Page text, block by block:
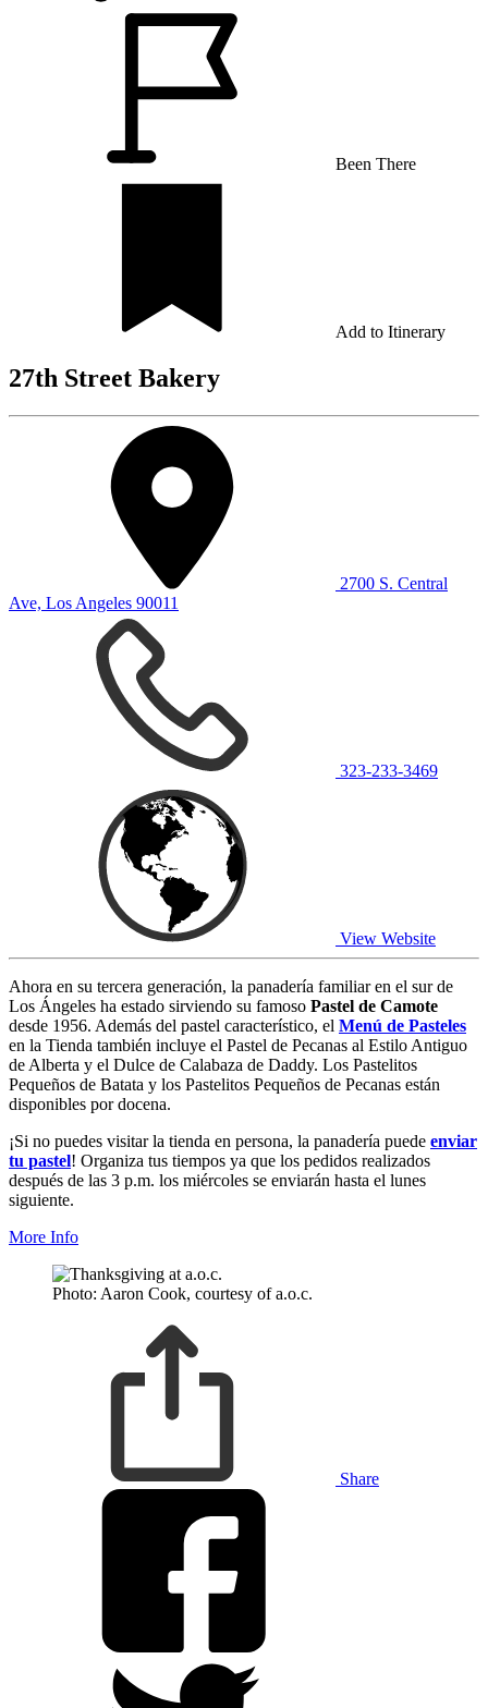
Been There
Add to Itinerary
27th Street Bakery
2700 S. Central
Ave, Los Angeles 90011
323-233-3469
View Website
Ahora en su tercera generación, la panadería familiar en el sur de
Los Ángeles ha estado sirviendo su famoso Pastel de Camote
desde 1956. Además del pastel característico, el Menú de Pasteles
en la Tienda también incluye el Pastel de Pecanas al Estilo Antiguo
de Alberta y el Dulce de Calabaza de Daddy. Los Pastelitos
Pequeños de Batata y los Pastelitos Pequeños de Pecanas están
disponibles por docena.
¡Si no puedes visitar la tienda en persona, la panadería puede enviar
tu pastel! Organiza tus tiempos ya que los pedidos realizados
después de las 3 p.m. los miércoles se enviarán hasta el lunes
siguiente.
More Info
Photo: Aaron Cook, courtesy of a.o.c.
Share